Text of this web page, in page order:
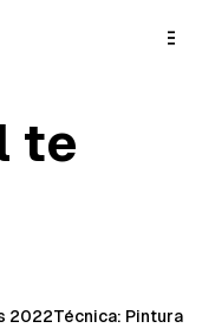
te
2022Técnica: Pintura